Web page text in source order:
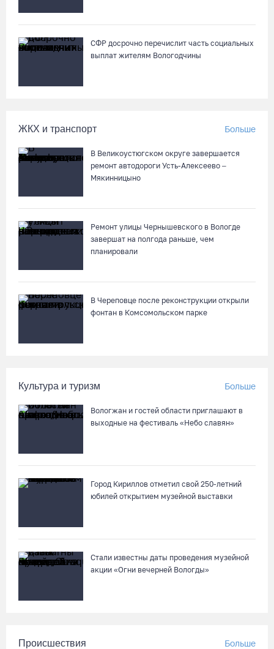
Команда «Родники.Истоки» Олега Газманова запишет
06.08.26 / 17:10
122 школьника из Алчевска прибыли на «Территорию
талантов» в Вологодской области
06.08.26 / 17:05
06.08.26 / 16:36
В Тотемском округе построили три дома для работников села
Детская футбольная секция ВоГУ получила поддержку РФС
скидкой по Пушкинской карте
06.08.26 / 15:39
СФР досрочно перечислит часть социальных
выплат жителям Вологодчины
ЖКХ и транспорт Больше
В Великоустюгском округе завершается
ремонт автодороги Усть-Алексеево –
Мякинницыно
Ремонт улицы Чернышевского в Вологде
завершат на полгода раньше, чем
планировали
В Череповце после реконструкции открыли
фонтан в Комсомольском парке
Культура и туризм Больше
Вологжан и гостей области приглашают в
выходные на фестиваль «Небо славян»
Город Кириллов отметил свой 250-летний
юбилей открытием музейной выставки
Стали известны даты проведения музейной
акции «Огни вечерней Вологды»
Происшествия Больше